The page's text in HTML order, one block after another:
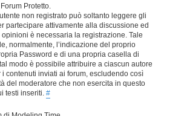
Protetto.
non registrato può soltanto leggere gli
partecipare attivamente alla discussione ed
è necessaria la registrazione. Tale
normalmente, l’indicazione del proprio
Password e di una propria casella di
modo è possibile attribuire a ciascun autore
i contenuti inviati ai forum, escludendo così
del moderatore che non esercita in questo
testi inseriti. #